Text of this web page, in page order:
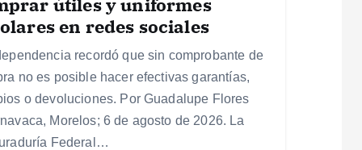
en redes sociales
recordó que sin comprobante de
no es posible hacer efectivas garantías,
o devoluciones. Por Guadalupe Flores
Morelos; 6 de agosto de 2026. La
Federal…